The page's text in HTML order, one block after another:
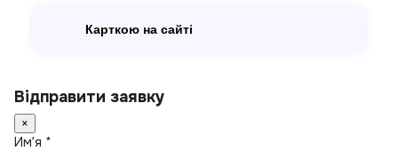
Карткою на сайті
Відправити заявку
×
Имʼя *